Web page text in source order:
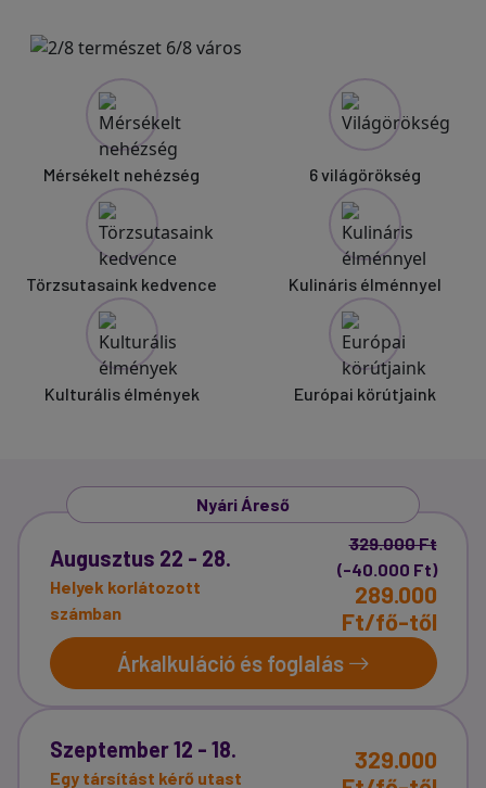
Mérsékelt nehézség 6 világörökség
Törzsutasaink kedvence Kulináris élménnyel
Kulturális élmények Európai körútjaink
Nyári Áreső
Augusztus 22 - 28.
Helyek korlátozott
számban
329.000 Ft
(-40.000 Ft)
289.000
Ft/fő-től
Árkalkuláció és foglalás
Szeptember 12 - 18.
Egy társítást kérő utast
329.000